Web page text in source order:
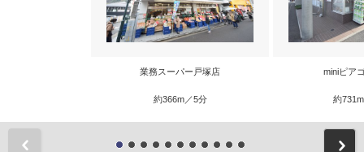
業務スーパー戸塚店
約366m／5分
miniピア
約